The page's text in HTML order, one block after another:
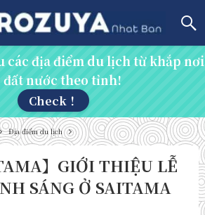
các địa điểm du lịch từ khắp nơi
nước theo tỉnh!
Check！
Địa điểm du lịch
】GIỚI THIỆU LỄ
SÁNG Ở SAITAMA